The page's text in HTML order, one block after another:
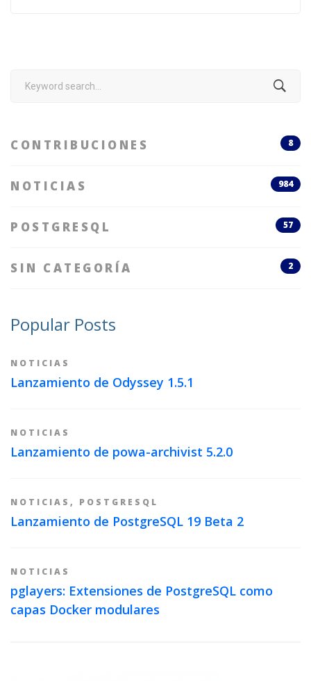
Search
CONTRIBUCIONES 8
NOTICIAS 984
POSTGRESQL 57
SIN CATEGORÍA 2
Popular Posts
NOTICIAS
Lanzamiento de Odyssey 1.5.1
NOTICIAS
Lanzamiento de powa-archivist 5.2.0
NOTICIAS , POSTGRESQL
Lanzamiento de PostgreSQL 19 Beta 2
NOTICIAS
pglayers: Extensiones de PostgreSQL como
capas Docker modulares